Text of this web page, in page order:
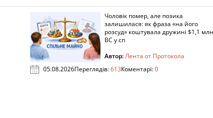
Чоловік помер, але позика
залишилася: як фраза «на його
розсуд» коштувала дружині $1,1
ВС у сп
Автор:Лента от Протокола
05.08.2026Переглядів:613Коментарі:0